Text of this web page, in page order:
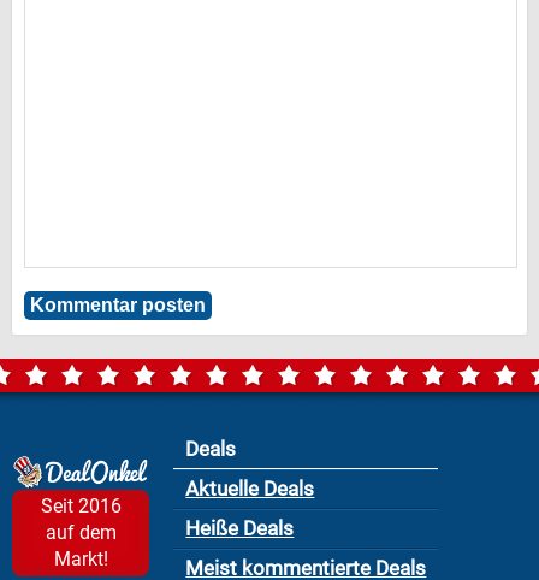
Seit 2016
auf dem
Markt!
Deals
Aktuelle Deals
Heiße Deals
Meist kommentierte Deals